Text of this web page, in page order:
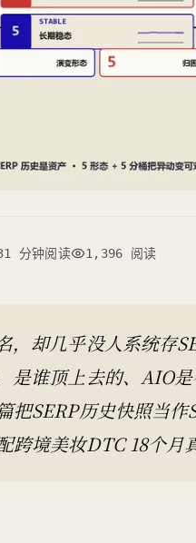
分钟阅读 1,396 阅读
，却几乎没人系统存
是谁顶上去的、AIO
把SERP历史快照当
境美妆DTC 18个月